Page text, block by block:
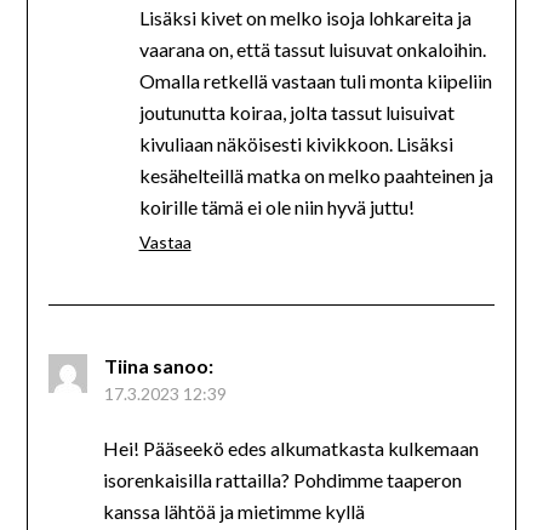
Lisäksi kivet on melko isoja lohkareita ja
vaarana on, että tassut luisuvat onkaloihin.
Omalla retkellä vastaan tuli monta kiipeliin
joutunutta koiraa, jolta tassut luisuivat
kivuliaan näköisesti kivikkoon. Lisäksi
kesähelteillä matka on melko paahteinen ja
koirille tämä ei ole niin hyvä juttu!
Vastaa
Tiina sanoo:
17.3.2023 12:39
Hei! Pääseekö edes alkumatkasta kulkemaan
isorenkaisilla rattailla? Pohdimme taaperon
kanssa lähtöä ja mietimme kyllä